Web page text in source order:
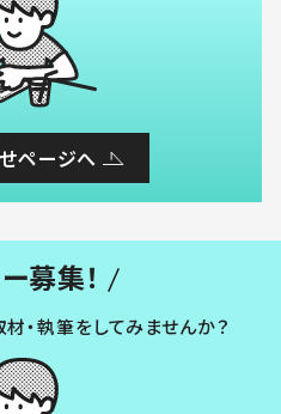
ページへ
募集！
・執筆をしてみませんか？